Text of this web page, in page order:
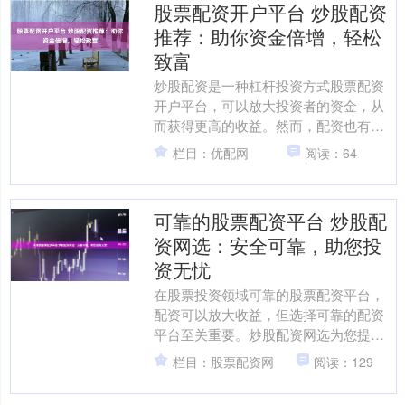
股票配资开户平台 炒股配资
推荐：助你资金倍增，轻松
致富
炒股配资是一种杠杆投资方式股票配资
开户平台，可以放大投资者的资金，从
而获得更高的收益。然而，配资也有风
险，选择合适的配资平台至关重要。 线
上股票配资平台提供便捷....
栏目：优配网 阅读：64
可靠的股票配资平台 炒股配
资网选：安全可靠，助您投
资无忧
在股票投资领域可靠的股票配资平台，
配资可以放大收益，但选择可靠的配资
平台至关重要。炒股配资网选为您提供
安全可靠的配资服务，助您投资无忧。
其次，优秀股票配资平台....
栏目：股票配资网 阅读：129